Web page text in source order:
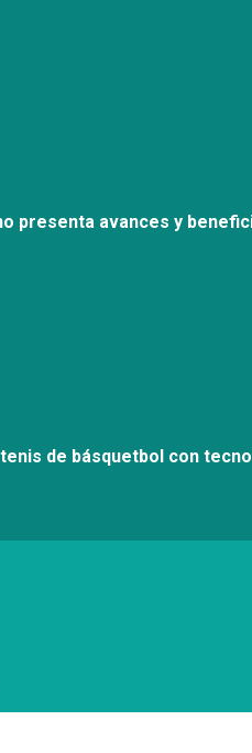
presenta avances y
de básquetbol con